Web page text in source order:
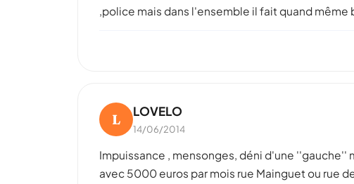
,police mais dans l'ensemble il fait quand même
L LOVELO
14/06/2014
Impuissance , mensonges, déni d'une ''gauche''
avec 5000 euros par mois rue Mainguet ou rue